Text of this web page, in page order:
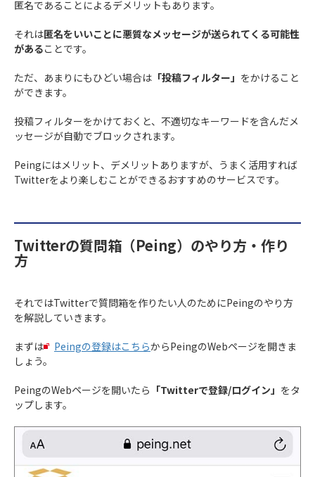
匿名であることによるデメリットもあります。
それは匿名をいいことに悪質なメッセージが送られてくる可能性
があることです。
ただ、あまりにもひどい場合は 「投稿フィルター」 をかけること
ができます。
投稿フィルターをかけておくと、不適切なキーワードを含んだメ
ッセージが自動でブロックされます。
Peingにはメリット、デメリットありますが、うまく活用すれば
Twitterをより楽しむことができるおすすめのサービスです。
Twitterの質問箱（Peing）のやり方・作り
方
それではTwitterで質問箱を作りたい人のためにPeingのやり方
を解説していきます。
まずは Peingの登録はこちらからPeingのWebページを開きま
しょう。
PeingのWebページを開いたら 「Twitterで登録/ログイン」 をタ
ップします。